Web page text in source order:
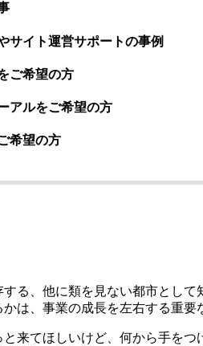
サイト運営サポートの事例
ご希望の方
アルをご希望の方
希望の方
る、他に類を見ない都市とし
は、事業の成長を左右する重要
来てほしいけど、何から手を